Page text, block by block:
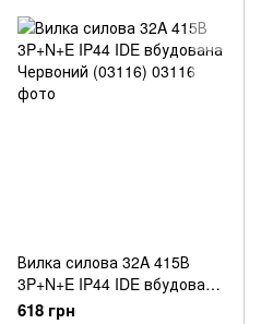
Вилка силова 32A 415В
3P+N+E IP44 IDE вбудована
Червоний (03116)
618 грн